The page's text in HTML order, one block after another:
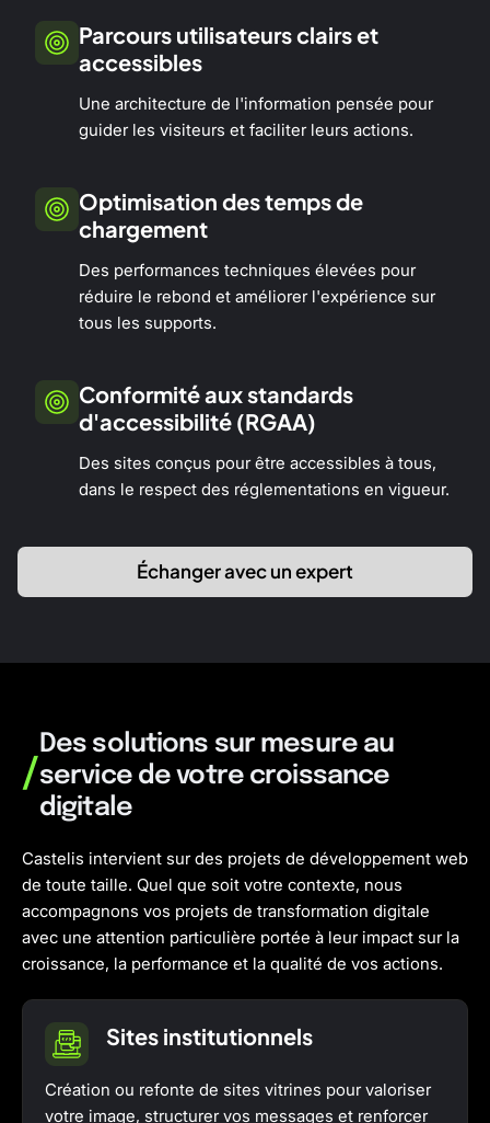
Parcours utilisateurs clairs et
accessibles
Une architecture de l'information pensée pour
guider les visiteurs et faciliter leurs actions.
Optimisation des temps de
chargement
Des performances techniques élevées pour
réduire le rebond et améliorer l'expérience sur
tous les supports.
Conformité aux standards
d'accessibilité (RGAA)
Des sites conçus pour être accessibles à tous,
dans le respect des réglementations en vigueur.
Échanger avec un expert
/
Des solutions sur mesure au
service de votre croissance
digitale
Castelis intervient sur des projets de développement web
de toute taille. Quel que soit votre contexte, nous
accompagnons vos projets de transformation digitale
avec une attention particulière portée à leur impact sur la
croissance, la performance et la qualité de vos actions.
Sites institutionnels
Création ou refonte de sites vitrines pour valoriser
votre image, structurer vos messages et renforcer